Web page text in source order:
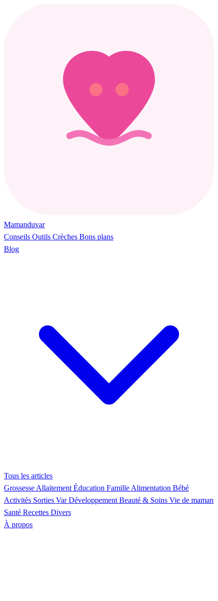
Mamanduvar
Conseils Outils Crèches Bons plans
Blog
Tous les articles
Grossesse Allaitement Éducation Famille Alimentation Bébé
Activités Sorties Var Développement Beauté & Soins Vie de maman
Santé Recettes Divers
À propos